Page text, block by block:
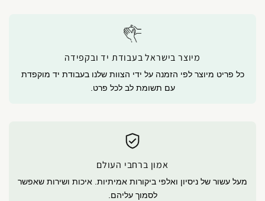
מיוצר בישראל בעבודת יד ובקפידה
כל פריט מיוצר לפי הזמנה על ידי הצוות שלנו בעבודת יד מוקפדת
עם תשומת לב לכל פרט.
אמון ברחבי העולם
מעל עשור של ניסיון ואלפי ביקורות אמיתיות. איכות ושירות שאפשר
לסמוך עליהם.